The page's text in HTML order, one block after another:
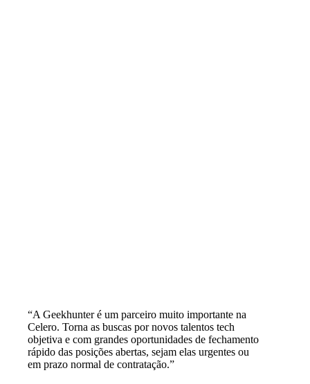
“A Geekhunter é um parceiro muito importante na
Celero. Torna as buscas por novos talentos tech
objetiva e com grandes oportunidades de fechamento
rápido das posições abertas, sejam elas urgentes ou
em prazo normal de contratação.”